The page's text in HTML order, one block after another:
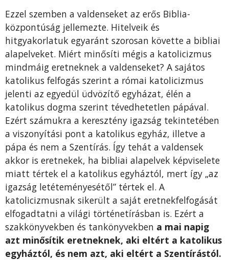
Ezzel szemben a valdenseket az erős Biblia-
központúság jellemezte. Hitelveik és
hitgyakorlatuk egyaránt szorosan követte a bibliai
alapelveket. Miért minősíti mégis a katolicizmus
mindmáig eretneknek a valdenseket? A sajátos
katolikus felfogás szerint a római katolicizmus
jelenti az egyedül üdvözítő egyházat, élén a
katolikus dogma szerint tévedhetetlen pápával.
Ezért számukra a keresztény igazság tekintetében
a viszonyítási pont a katolikus egyház, illetve a
pápa és nem a Szentírás. Így tehát a valdensek
akkor is eretnekek, ha bibliai alapelvek képviselete
miatt tértek el a katolikus egyháztól, mert így „az
igazság letéteményesétől” tértek el. A
katolicizmusnak sikerült a saját eretnekfelfogását
elfogadtatni a világi történetírásban is. Ezért a
szakkönyvekben és tankönyvekben a mai napig
azt minősítik eretneknek, aki eltért a katolikus
egyháztól, és nem azt, aki eltért a Szentírástól.